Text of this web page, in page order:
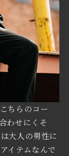
ちらのコー
わせにくそ
大人の男性に
イテムなんで